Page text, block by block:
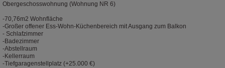
Obergeschosswohnung (Wohnung NR 6)
-70,76m2 Wohnfläche
-Großer offener Ess-Wohn-Küchenbereich mit Ausgang zum Balkon
- Schlafzimmer
-Badezimmer
-Abstellraum
-Kellerraum
-Tiefgaragenstellplatz (+25.000 €)